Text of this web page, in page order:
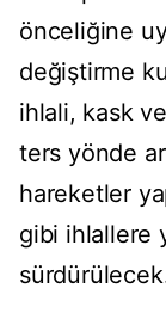
önceliğine
değiştirme
ihlali, kask
ters yönde
hareketler
gibi ihlallere